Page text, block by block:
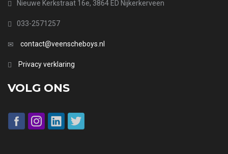
Nieuwe Kerkstraat 16e, 3864 ED Nijkerkerveen
033-2571257
contact@veenscheboys.nl
Privacy verklaring
VOLG ONS